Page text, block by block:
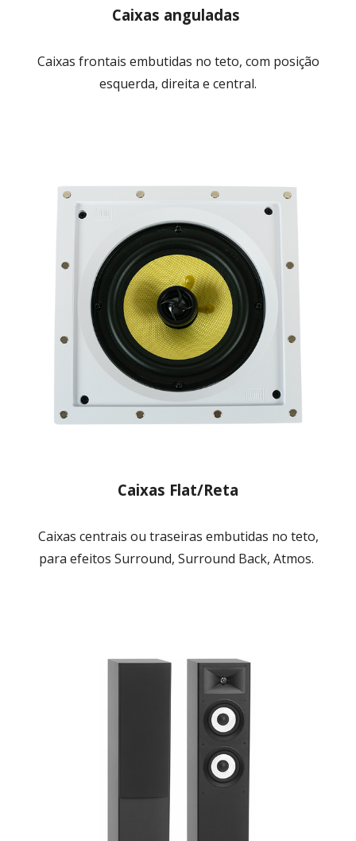
Caixas anguladas
Caixas frontais embutidas no teto, com posição
esquerda, direita e central.
Caixas Flat/Reta
Caixas centrais ou traseiras embutidas no teto,
para efeitos Surround, Surround Back, Atmos.